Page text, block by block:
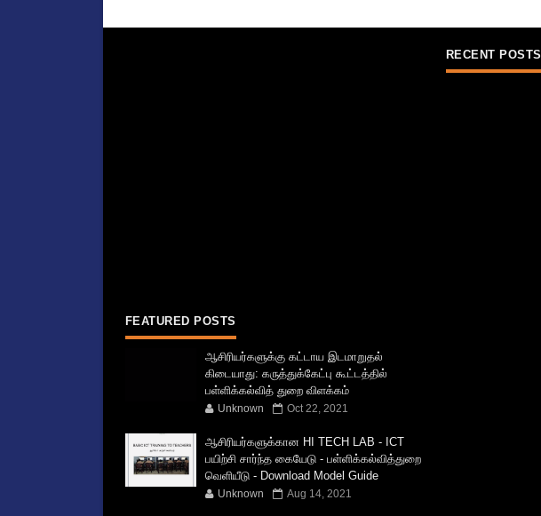
FEATURED POSTS
ஆசிரியர்களுக்கு கட்டாய இடமாறுதல்
கிடையாது: கருத்துக்கேட்பு கூட்டத்தில்
பள்ளிக்கல்வித் துறை விளக்கம்
Unknown Oct 22, 2021
ஆசிரியர்களுக்கான HI TECH LAB - ICT
பயிற்சி சார்ந்த கையேடு - பள்ளிக்கல்வித்துறை
வெளியீடு - Download Model Guide
Unknown Aug 14, 2021
RECENT POSTS